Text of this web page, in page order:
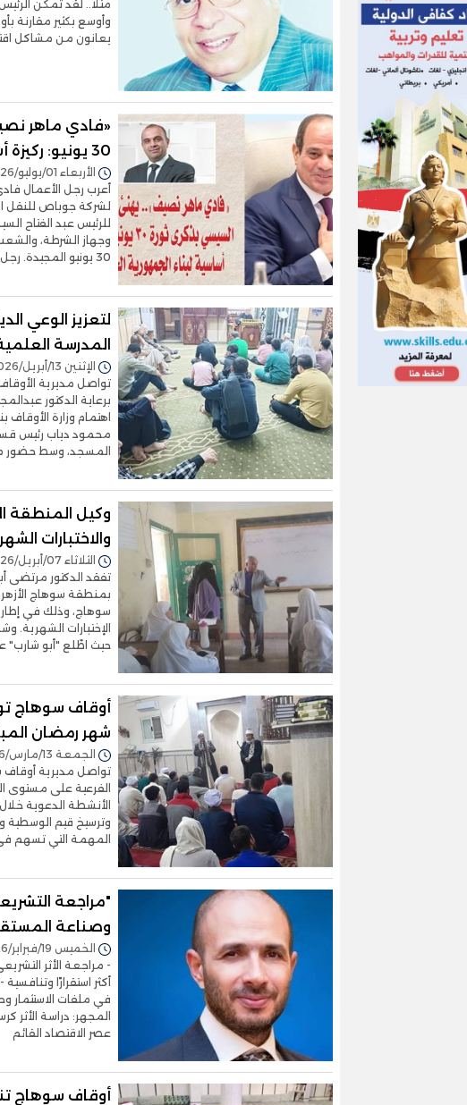
مثلا.. لقد تمكن
وأوسع بكثير مقارنة
يعانون من مشاكل
«فادي ماهر
30 يونيو: ركيزة أساسية لبناء الجمهورية الجديدة
الأربعاء 01/يوليو/2026 - 06:02 م
أعرب رجل الأعمال
لشركة جوباص للنقل
للرئيس عبد الفتاح
وجهاز الشرطة،
30 يونيو المجيدة. رجل الأعمال
لتعزيز الوعي
المدرسة
الإثنين 13/أبريل/2026 - 10:22 م
تواصل مديرية
برعاية الدكتور
اهتمام وزارة
محمود دياب رئيس
المسجد، وسط حضور
وكيل المنطقة
والاختبارات
الثلاثاء 07/أبريل/2026 - 04:41 م
تفقد الدكتور مرتضى
بمنطقة سوهاج
سوهاج، وذلك في إطار
الإختبارات
حيث اطّلع "أبو شارب"
أوقاف سوهاج
شهر رمضان
الجمعة 13/مارس/2026 - 11:18 م
تواصل مديرية أوقاف
الفرعية على مستوى
الأنشطة الدعوية
وترسيخ قيم الوسطية
المهمة التي تسهم
"مراجعة
وصناعة
الخميس 19/فبراير/2026 - 02:41 م
- مراجعة الأثر
أكثر استقرارًا
في ملفات الاستثمار
المجهر: دراسة الأثر
عصر الاقتصاد القائم
أوقاف سوهاج